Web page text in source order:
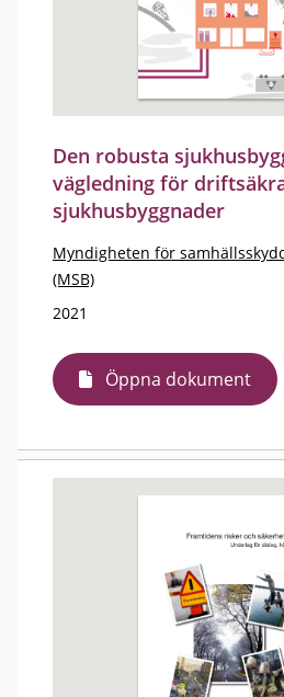
Den robusta
vägledning för
sjukhusbyggnader
Myndigheten för
(MSB)
2021
Öppna dokument